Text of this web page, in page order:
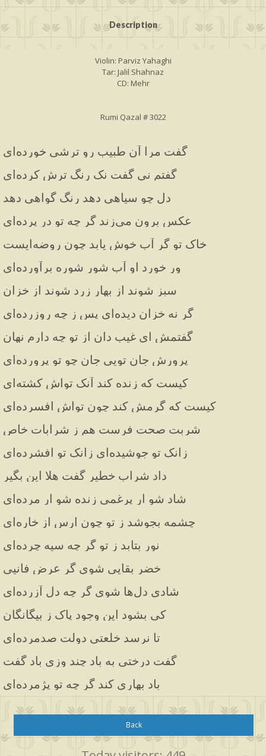
Description
Violin: Parviz Yahaghi
Tar: Jalil Shahnaz
CD: Mehr
Rumi Qazal # 3022
گفت مرا آن طبیب رو ترشی خورده‌ای
گفتم نی گفت نک رنگ ترش کرده‌ای
دل چو سیاهی دهد رنگ گواهی دهد
عکس برون می‌زند گر چه تو در پرده‌ای
خاک تو گر آب خوش یابد چون روضه‌ایست
ور خورد او آب شور شوره برآورده‌ای
سبز شوند از بهار زرد شوند از خزان
گر نه خزان دیده‌ای پس ز چه روزرده‌ای
گفتمش ای غیب دان از تو چه دارم نهان
پرورش جان تویی جان چو تو پرورده‌ای
کیست که زنده کند آنک تواش کشته‌ای
کیست که گرمش کند چون تواش افسرده‌ای
شربت صحت فرست هم ز شرابات خاص
زانک تو جوشیده‌ای زانک تو افشرده‌ای
داد شراب خطیر گفت هلا این بگیر
شاد شو ار پرغمی زنده شو ار مرده‌ای
چشمه بجوشد ز تو چون ارس از خاره‌ای
نور بتابد ز تو گر چه سیه چرده‌ای
خضر بقایی شوی گر عرض فانیی
شادی دل‌ها شوی گر چه دل آزرده‌ای
کی بشود این وجود پاک ز بیگانگان
تا نرسد خلعتی دولت صدمرده‌ای
گفت درختی به باد چند وزی باد گفت
باد بهاری کند گر چه تو پژمرده‌ای
Back